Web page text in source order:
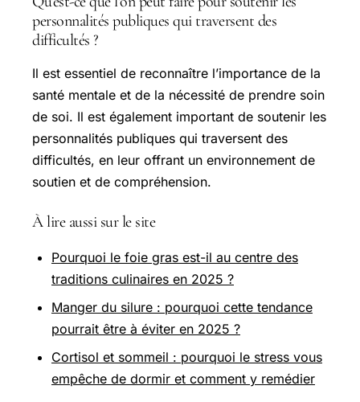
personnalités publiques qui traversent des
difficultés ?
Il est essentiel de reconnaître l’importance de la
santé mentale et de la nécessité de prendre soin
de soi. Il est également important de soutenir les
personnalités publiques qui traversent des
difficultés, en leur offrant un environnement de
soutien et de compréhension.
À lire aussi sur le site
Pourquoi le foie gras est-il au centre des
traditions culinaires en 2025 ?
Manger du silure : pourquoi cette tendance
pourrait être à éviter en 2025 ?
Cortisol et sommeil : pourquoi le stress vous
empêche de dormir et comment y remédier